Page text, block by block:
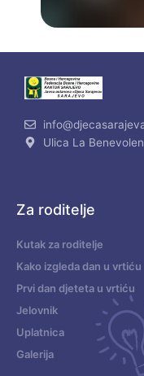
Ulica La
Za roditelje
Kutak za roditelje
Kako izgleda dan u vrtiću
Prvi dan djeteta u vrtiću
Jelovnik
Uplatnica
Galerija